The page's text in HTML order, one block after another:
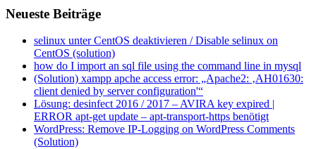
Neueste Beiträge
selinux unter CentOS deaktivieren / Disable selinux on
CentOS (solution)
how do I import an sql file using the command line in mysql
(Solution) xampp apche access error: „Apache2: ‚AH01630:
client denied by server configuration'“
Lösung: desinfect 2016 / 2017 – AVIRA key expired |
ERROR apt-get update – apt-transport-https benötigt
WordPress: Remove IP-Logging on WordPress Comments
(Solution)